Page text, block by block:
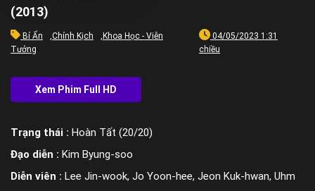
(2013)
Bí Ẩn ,Chính Kịch , Khoa Học - Viễn
Tưởng
04/05/2023 1:31
chiều
Trạng thái : Hoàn Tất (20/20)
Đạo diễn : Kim Byung-soo
Diễn viên : Lee Jin-wook, Jo Yoon-hee, Jeon Kuk-hwan, Uhm